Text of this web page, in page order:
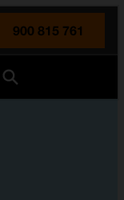
900 815 761